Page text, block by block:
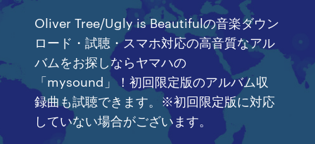
Oliver Tree/Ugly is Beautifulの音楽ダウン
ロード・試聴・スマホ対応の高音質なアル
バムをお探しならヤマハの
「mysound」！初回限定版のアルバム収
録曲も試聴できます。※初回限定版に対応
していない場合がございます。